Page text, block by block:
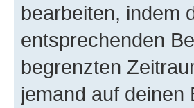
bearbeiten, indem
entsprechenden
begrenzten
jemand auf deinen